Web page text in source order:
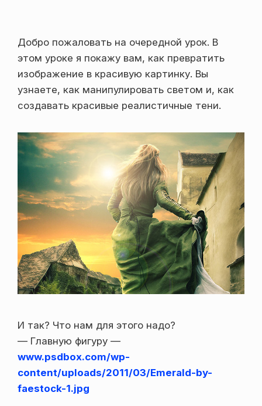
Добро пожаловать на очередной урок. В
этом уроке я покажу вам, как превратить
изображение в красивую картинку. Вы
узнаете, как манипулировать светом и, как
создавать красивые реалистичные тени.
И так? Что нам для этого надо?
— Главную фигуру —
www.psdbox.com/wp-
content/uploads/2011/03/Emerald-by-
faestock-1.jpg